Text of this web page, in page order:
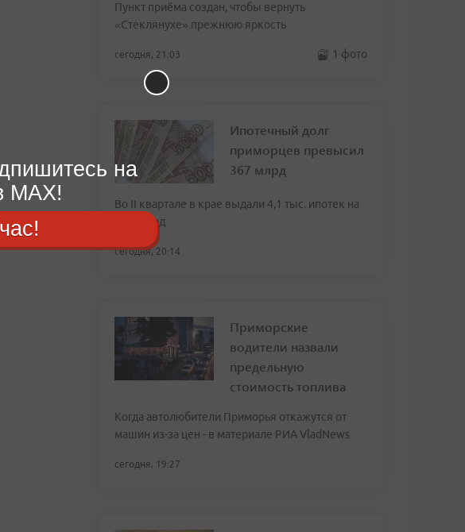
Пункт приёма создан, чтобы вернуть
«Стеклянухе» прежнюю яркость
сегодня, 21:03 1 фото
Ипотечный долг
приморцев превысил
367 млрд
Во II квартале в крае выдали 4,1 тыс. ипотек на
20,8 млрд
сегодня, 20:14
Приморские
водители назвали
предельную
стоимость топлива
Когда автолюбители Приморья откажутся от
машин из-за цен - в материале РИА VladNews
сегодня, 19:27
на
MAX!